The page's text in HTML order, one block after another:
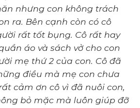
nhưng con không trách
ra. Bên cạnh còn có cô
rất tốt bụng. Cô rất hay
áo và sách vở cho con
mẹ thứ 2 của con. Cô đã
điều mà mẹ con chưa
cảm ơn cô vì đã nuôi con,
bỏ mặc mà luôn giúp đỡ